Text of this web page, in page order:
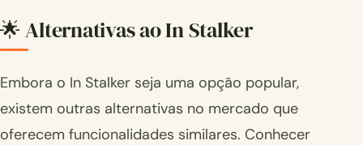
🌟 Alternativas ao In Stalker
Embora o In Stalker seja uma opção popular,
existem outras alternativas no mercado que
oferecem funcionalidades similares. Conhecer